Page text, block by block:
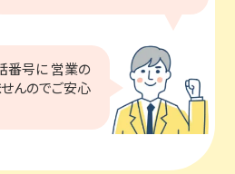
番号に営業の
んのでご安心